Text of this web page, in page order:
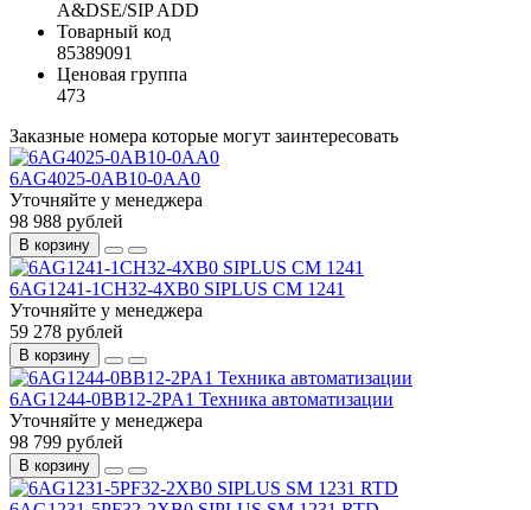
A&DSE/SIP ADD
Товарный код
85389091
Ценовая группа
473
Заказные номера которые могут заинтересовать
6AG4025-0AB10-0AA0
Уточняйте у менеджера
98 988 рублей
В корзину
6AG1241-1CH32-4XB0 SIPLUS CM 1241
Уточняйте у менеджера
59 278 рублей
В корзину
6AG1244-0BB12-2PA1 Техника автоматизации
Уточняйте у менеджера
98 799 рублей
В корзину